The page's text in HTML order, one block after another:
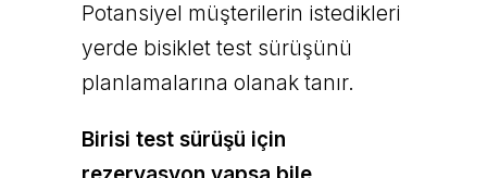
Potansiyel müşterilerin istedikleri
yerde bisiklet test sürüşünü
planlamalarına olanak tanır.
Birisi test sürüşü için